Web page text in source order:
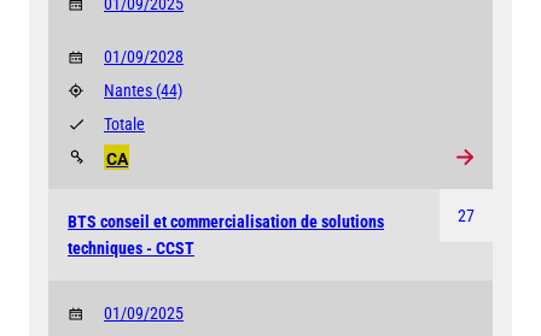
01/09/2028
Nantes (44)
CA
Totale
27
BTS conseil et commercialisation de solutions
techniques - CCST
01/09/2025